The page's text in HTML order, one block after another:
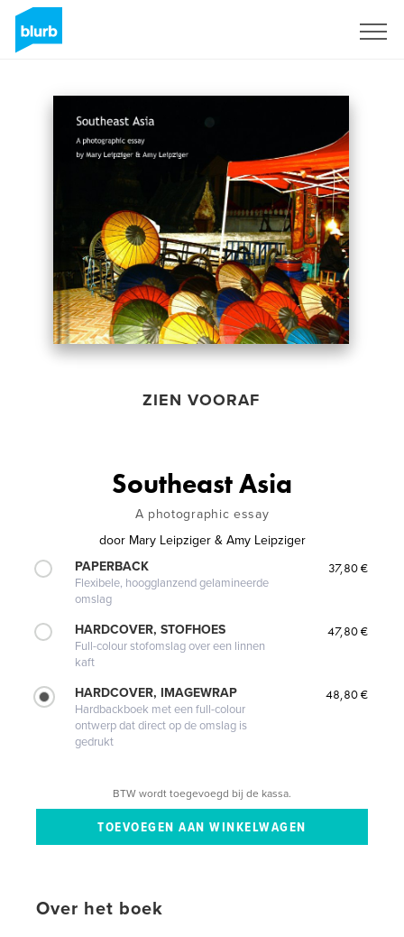
ZIEN VOORAF
Southeast Asia
A photographic essay
door Mary Leipziger & Amy Leipziger
PAPERBACK
Flexibele, hoogglanzend gelamineerde
omslag
37,80 €
HARDCOVER, STOFHOES
Full-colour stofomslag over een linnen
kaft
47,80 €
HARDCOVER, IMAGEWRAP
Hardbackboek met een full-colour
ontwerp dat direct op de omslag is
gedrukt
48,80 €
BTW wordt toegevoegd bij de kassa.
Over het boek